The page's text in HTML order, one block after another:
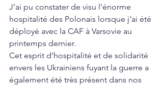
J’ai pu constater de visu l’énorme
hospitalité des Polonais lorsque j’ai été
déployé avec la CAF à Varsovie au
printemps dernier.
Cet esprit d’hospitalité et de solidarité
envers les Ukrainiens fuyant la guerre a
également été très présent dans nos